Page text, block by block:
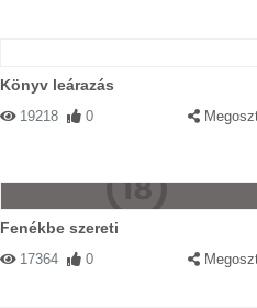
Könyv leárazás
19218 0
Fenékbe szereti
17364 0